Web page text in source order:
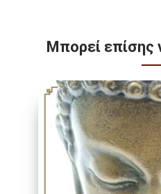
Μπορεί επίσης